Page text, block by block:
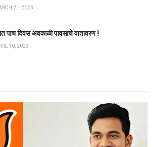
21, 2023
पाच दिवस अवकाळी पावसाचे वातावरण !
10, 2023